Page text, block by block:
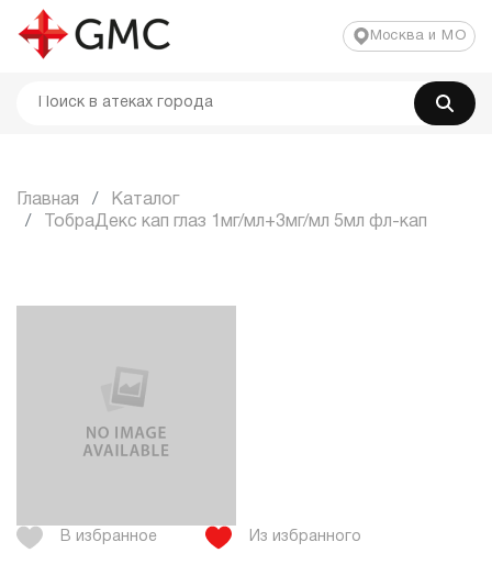
Москва и МО
Главная
Каталог
ТобраДекс кап глаз 1мг/мл+3мг/мл 5мл фл-кап
В избранное Из избранного